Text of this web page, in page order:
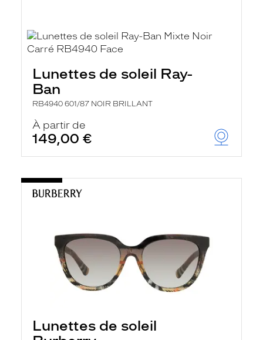
Lunettes de soleil Ray-
Ban
RB4940 601/87 NOIR BRILLANT
À partir de
149,00 €
Lunettes de soleil